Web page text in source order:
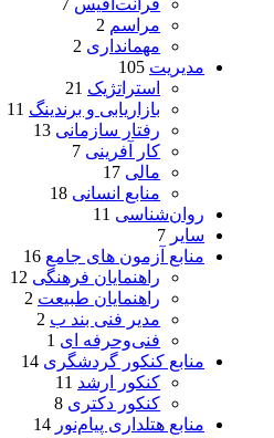
مراسم 2
مهمانداری 2
مدیریت 105
استراتژیک 21
بازاریابی و برندینگ 11
رفتار سازمانی 13
کار آفرینی 7
مالی 17
منابع انسانی 18
روان‌شناسی 11
سایر 7
منابع آزمون های جامع 16
راهنمایان فرهنگی 12
راهنمایان طبیعت 2
مدیر فنی بند ب 2
فنی‌وحرفه‌ ای 1
منابع کنکور گردشگری 14
کنکور ارشد 11
کنکور دکتری 8
منابع هتلداری پیام‌نور 14